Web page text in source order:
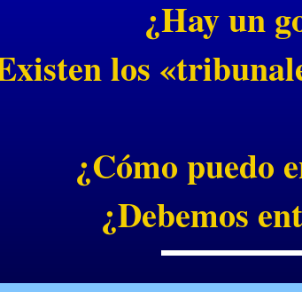
¿Hay un
los
¿Cómo puedo
¿Debemos